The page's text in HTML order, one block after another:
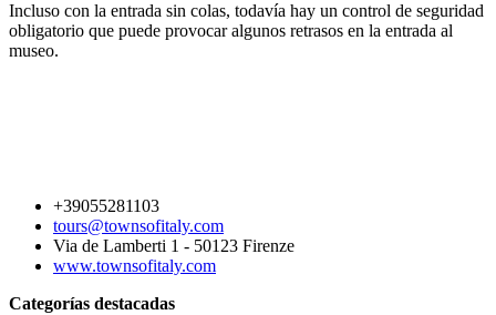
Incluso con la entrada sin colas, todavía hay un control de seguridad
obligatorio que puede provocar algunos retrasos en la entrada al
museo.
+39055281103
tours@townsofitaly.com
Via de Lamberti 1 - 50123 Firenze
www.townsofitaly.com
Categorías destacadas